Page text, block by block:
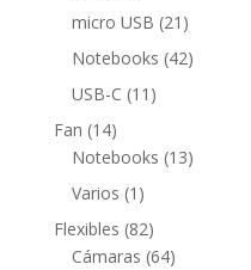
productos
micro USB 21 21
productos
Notebooks 4242
USB-C 11 11
Fan 1414
productos
Notebooks 1313
Varios 1 1
producto
Flexibles 8282
productos
Cámaras 6464